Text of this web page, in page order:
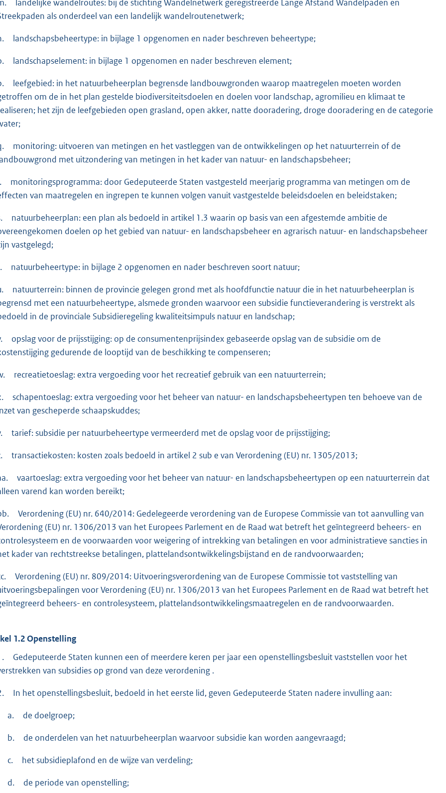
landelijke wandelroutes: bij de stichting Wandelnetwerk geregistreerde Lange Afstand Wandelpaden en
als onderdeel van een landelijk wandelroutenetwerk;
landschapsbeheertype: in bijlage 1 opgenomen en nader beschreven beheertype;
landschapselement: in bijlage 1 opgenomen en nader beschreven element;
leefgebied: in het natuurbeheerplan begrensde landbouwgronden waarop maatregelen moeten worden
om de in het plan gestelde biodiversiteitsdoelen en doelen voor landschap, agromilieu en klimaat te
het zijn de leefgebieden open grasland, open akker, natte dooradering, droge dooradering en de categorie
monitoring: uitvoeren van metingen en het vastleggen van de ontwikkelingen op het natuurterrein of de
met uitzondering van metingen in het kader van natuur- en landschapsbeheer;
monitoringsprogramma: door Gedeputeerde Staten vastgesteld meerjarig programma van metingen om de
van maatregelen en ingrepen te kunnen volgen vanuit vastgestelde beleidsdoelen en beleidstaken;
natuurbeheerplan: een plan als bedoeld in artikel 1.3 waarin op basis van een afgestemde ambitie de
doelen op het gebied van natuur- en landschapsbeheer en agrarisch natuur- en landschapsbeheer
vastgelegd;
natuurbeheertype: in bijlage 2 opgenomen en nader beschreven soort natuur;
natuurterrein: binnen de provincie gelegen grond met als hoofdfunctie natuur die in het natuurbeheerplan is
met een natuurbeheertype, alsmede gronden waarvoor een subsidie functieverandering is verstrekt als
in de provinciale Subsidieregeling kwaliteitsimpuls natuur en landschap;
opslag voor de prijsstijging: op de consumentenprijsindex gebaseerde opslag van de subsidie om de
gedurende de looptijd van de beschikking te compenseren;
recreatietoeslag: extra vergoeding voor het recreatief gebruik van een natuurterrein;
schapentoeslag: extra vergoeding voor het beheer van natuur- en landschapsbeheertypen ten behoeve van de
van gescheperde schaapskuddes;
tarief: subsidie per natuurbeheertype vermeerderd met de opslag voor de prijsstijging;
transactiekosten: kosten zoals bedoeld in artikel 2 sub e van Verordening (EU) nr. 1305/2013;
vaartoeslag: extra vergoeding voor het beheer van natuur- en landschapsbeheertypen op een natuurterrein dat
varend kan worden bereikt;
Verordening (EU) nr. 640/2014: Gedelegeerde verordening van de Europese Commissie van tot aanvulling van
(EU) nr. 1306/2013 van het Europees Parlement en de Raad wat betreft het geïntegreerd beheers- en
en de voorwaarden voor weigering of intrekking van betalingen en voor administratieve sancties in
kader van rechtstreekse betalingen, plattelandsontwikkelingsbijstand en de randvoorwaarden;
Verordening (EU) nr. 809/2014: Uitvoeringsverordening van de Europese Commissie tot vaststelling van
voor Verordening (EU) nr. 1306/2013 van het Europees Parlement en de Raad wat betreft het
beheers- en controlesysteem, plattelandsontwikkelingsmaatregelen en de randvoorwaarden.
1.2 Openstelling
Gedeputeerde Staten kunnen een of meerdere keren per jaar een openstellingsbesluit vaststellen voor het
van subsidies op grond van deze verordening .
In het openstellingsbesluit, bedoeld in het eerste lid, geven Gedeputeerde Staten nadere invulling aan:
a. de doelgroep;
b. de onderdelen van het natuurbeheerplan waarvoor subsidie kan worden aangevraagd;
c. het subsidieplafond en de wijze van verdeling;
d. de periode van openstelling;